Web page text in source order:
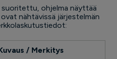
suoritettu, ohjelma näyttää
nähtävissä järjestelmän
/ Merkitys